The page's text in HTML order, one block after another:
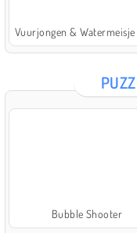
Bubble Shooter